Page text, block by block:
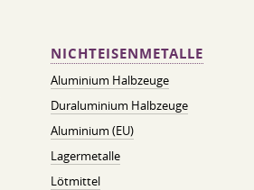
NICHTEISENMETALLE
Aluminium Halbzeuge
Duraluminium Halbzeuge
Aluminium (EU)
Lagermetalle
Lötmittel